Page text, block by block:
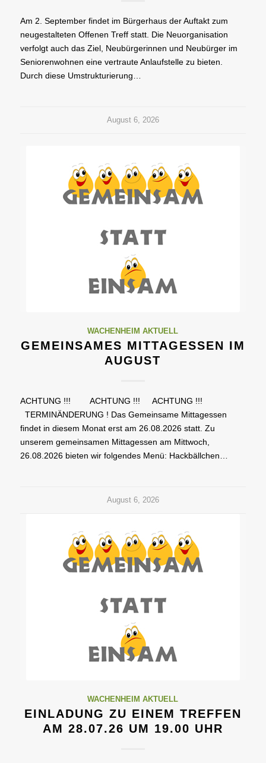
Am 2. September findet im Bürgerhaus der Auftakt zum
neugestalteten Offenen Treff statt. Die Neuorganisation
verfolgt auch das Ziel, Neubürgerinnen und Neubürger im
Seniorenwohnen eine vertraute Anlaufstelle zu bieten.
Durch diese Umstrukturierung…
August 6, 2026
WACHENHEIM AKTUELL
GEMEINSAMES MITTAGESSEN IM
AUGUST
ACHTUNG !!! ACHTUNG !!! ACHTUNG !!!
TERMINÄNDERUNG ! Das Gemeinsame Mittagessen
findet in diesem Monat erst am 26.08.2026 statt. Zu
unserem gemeinsamen Mittagessen am Mittwoch,
26.08.2026 bieten wir folgendes Menü: Hackbällchen…
August 6, 2026
WACHENHEIM AKTUELL
EINLADUNG ZU EINEM TREFFEN
AM 28.07.26 UM 19.00 UHR